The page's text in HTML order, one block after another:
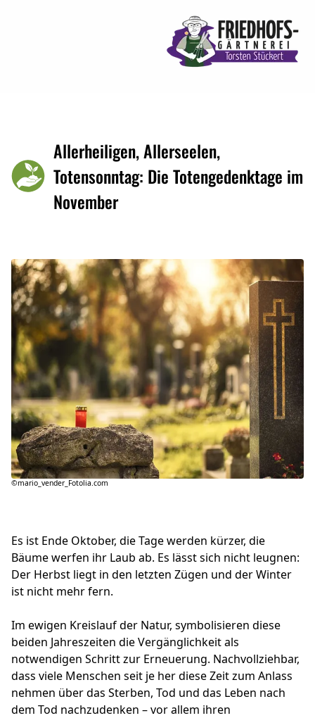
Allerheiligen, Allerseelen,
Totensonntag: Die Totengedenktage im
November
©mario_vender_Fotolia.com
Es ist Ende Oktober, die Tage werden kürzer, die
Bäume werfen ihr Laub ab. Es lässt sich nicht leugnen:
Der Herbst liegt in den letzten Zügen und der Winter
ist nicht mehr fern.
Im ewigen Kreislauf der Natur, symbolisieren diese
beiden Jahreszeiten die Vergänglichkeit als
notwendigen Schritt zur Erneuerung. Nachvollziehbar,
dass viele Menschen seit je her diese Zeit zum Anlass
nehmen über das Sterben, Tod und das Leben nach
dem Tod nachzudenken – vor allem ihren